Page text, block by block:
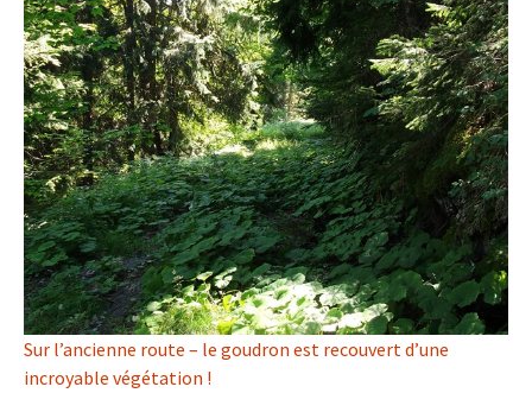
Sur l’ancienne route – le goudron est recouvert d’une
incroyable végétation !